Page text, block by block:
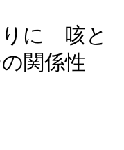
りに 咳と
関係性